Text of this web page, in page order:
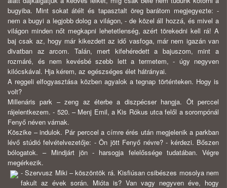
bugyiba. Mint sokat átélt és tapasztalt öreg barátom megjegyezte: -
nem a bugyi a legjobb dolog a világon, - de közel áll hozzá, és mivel a
világon minden nőt megkapni lehetetlenség, azért törekedni kell rá! A
baj csak az, hogy már kikezdett az idő vasfoga, már nem igazán van
divatban az arcom. Talán, mert kifehéredett a bajuszom, mint a
rozmáré, és nem kevésbé szebb lett a termetem, - úgy negyven
kilócskával. Hja kérem, az egészséges élet hátrányai.
A reggeli elfogyasztása közben agyalok a tegnap történteken. Hogy is
volt?
Millenáris park – zeng az éterbe a diszpécser hangja. Öt perccel
rájelentkezem. - 520. – Menj Emil, a Kis Rókus utca felől a sorompónál
Fenyő néven várnak.
Köszike – indulok. Pár perccel a címre érés után megjelenik a parkban
lévő stúdió felvételvezetője: - Ön jött Fenyő névre? - kérdezi. Bőszen
bólogatok. – Mindjárt jön - harsogja felelőssége tudatában. Végre
megérkezik.
- Szervusz Miki – köszöntök rá. Kisfiúsan csibészes mosolya nem
fakult az évek során. Mióta is? Van vagy negyven éve, hogy